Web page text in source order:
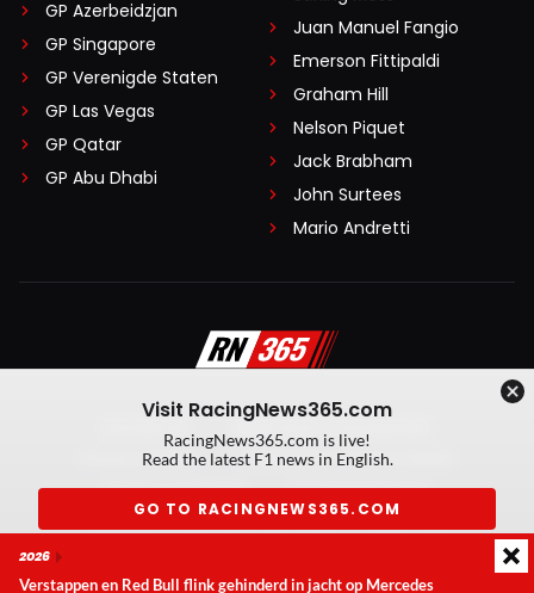
GP Azerbeidzjan
GP Singapore
GP Verenigde Staten
GP Las Vegas
GP Qatar
GP Abu Dhabi
Juan Manuel Fangio
Emerson Fittipaldi
Graham Hill
Nelson Piquet
Jack Brabham
John Surtees
Mario Andretti
Algemene voorwaarden
Privacy Policy
Created by On Your Marks
Privacy manager
Kansspeluitingen
Visit RacingNews365.com
RacingNews365.com is live!
Read the latest F1 news in English.
GO TO RACINGNEWS365.COM
2026
Verstappen en Red Bull flink gehinderd in jacht op Mercedes